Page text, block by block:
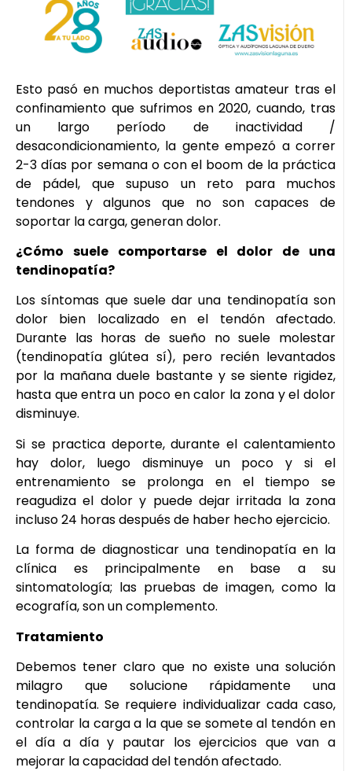
Esto pasó en muchos deportistas amateur tras el
confinamiento que sufrimos en 2020, cuando, tras
un largo período de inactividad /
desacondicionamiento, la gente empezó a correr
2-3 días por semana o con el boom de la práctica
de pádel, que supuso un reto para muchos
tendones y algunos que no son capaces de
soportar la carga, generan dolor.
¿Cómo suele comportarse el dolor de una
tendinopatía?
Los síntomas que suele dar una tendinopatía son
dolor bien localizado en el tendón afectado.
Durante las horas de sueño no suele molestar
(tendinopatía glútea sí), pero recién levantados
por la mañana duele bastante y se siente rigidez,
hasta que entra un poco en calor la zona y el dolor
disminuye.
Si se practica deporte, durante el calentamiento
hay dolor, luego disminuye un poco y si el
entrenamiento se prolonga en el tiempo se
reagudiza el dolor y puede dejar irritada la zona
incluso 24 horas después de haber hecho ejercicio.
La forma de diagnosticar una tendinopatía en la
clínica es principalmente en base a su
sintomatología; las pruebas de imagen, como la
ecografía, son un complemento.
Tratamiento
Debemos tener claro que no existe una solución
milagro que solucione rápidamente una
tendinopatía. Se requiere individualizar cada caso,
controlar la carga a la que se somete al tendón en
el día a día y pautar los ejercicios que van a
mejorar la capacidad del tendón afectado.